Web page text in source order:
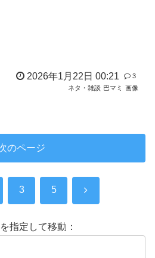
2026年1月22日 00:21
3
ネタ・雑談 巴マミ 画像
のページ
3 5
指定して移動：